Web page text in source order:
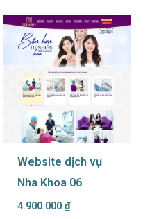
Website dịch vụ
Nha Khoa 06
4.900.000 ₫